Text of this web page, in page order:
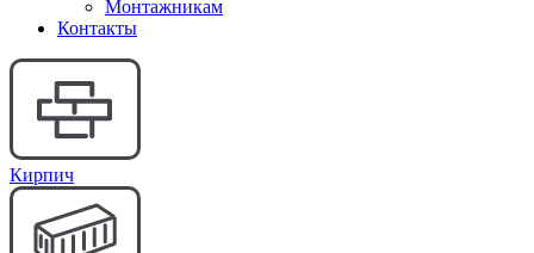
Монтажникам
Контакты
Кирпич